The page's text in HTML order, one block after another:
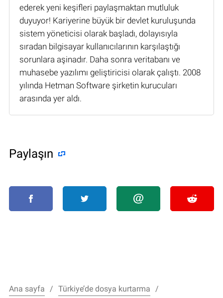
ederek yeni keşifleri paylaşmaktan mutluluk
duyuyor! Kariyerine büyük bir devlet kuruluşunda
sistem yöneticisi olarak başladı, dolayısıyla
sıradan bilgisayar kullanıcılarının karşılaştığı
sorunlara aşinadır. Daha sonra veritabanı ve
muhasebe yazılımı geliştiricisi olarak çalıştı. 2008
yılında Hetman Software şirketin kurucuları
arasında yer aldı.
Paylaşın
Ana sayfa
Türkiye’de dosya kurtarma